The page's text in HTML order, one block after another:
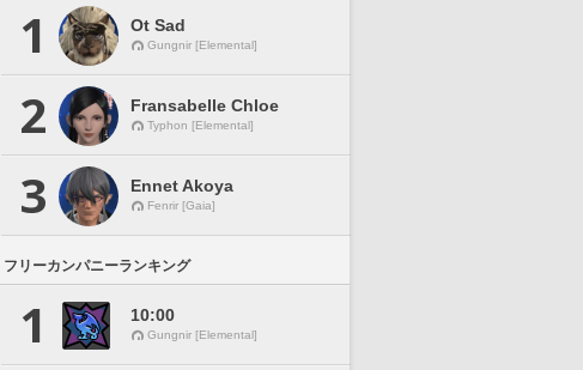
1 Ot Sad
Gungnir [Elemental]
2 Fransabelle Chloe
Typhon [Elemental]
3 Ennet Akoya
Fenrir [Gaia]
フリーカンパニーランキング
1 10:00
Gungnir [Elemental]